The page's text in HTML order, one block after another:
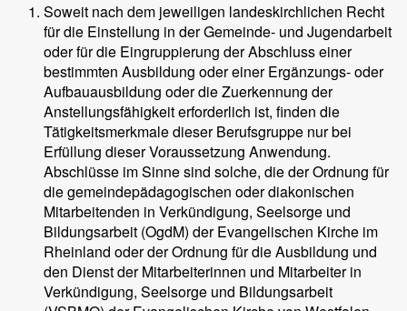
Soweit nach dem jeweiligen landeskirchlichen Recht
für die Einstellung in der Gemeinde- und Jugendarbeit
oder für die Eingruppierung der Abschluss einer
bestimmten Ausbildung oder einer Ergänzungs- oder
Aufbauausbildung oder die Zuerkennung der
Anstellungsfähigkeit erforderlich ist, finden die
Tätigkeitsmerkmale dieser Berufsgruppe nur bei
Erfüllung dieser Voraussetzung Anwendung.
Abschlüsse im Sinne sind solche, die der Ordnung für
die gemeindepädagogischen oder diakonischen
Mitarbeitenden in Verkündigung, Seelsorge und
Bildungsarbeit (OgdM) der Evangelischen Kirche im
Rheinland oder der Ordnung für die Ausbildung und
den Dienst der Mitarbeiterinnen und Mitarbeiter in
Verkündigung, Seelsorge und Bildungsarbeit